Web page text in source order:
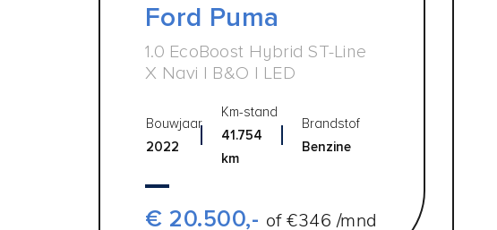
Ford Puma
1.0 EcoBoost Hybrid ST-Line
X Navi | B&O | LED
Bouwjaar
2022
Km-stand
41.754
km
Brandstof
Benzine
€ 20.500,- of €346 /mnd